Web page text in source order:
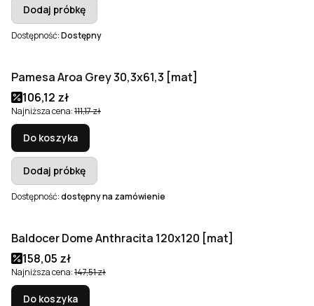
Dodaj próbkę
Dostępność:Dostępny
Okazja
Pamesa Aroa Grey 30,3x61,3 [mat]
Cena promocyjna
106,12 zł
Najniższa cena:111,17 zł
Do koszyka
Dodaj próbkę
Dostępność:dostępny na zamówienie
Okazja
Bestseller
Baldocer Dome Anthracita 120x120 [mat]
Cena promocyjna
158,05 zł
Najniższa cena:147,51 zł
Do koszyka